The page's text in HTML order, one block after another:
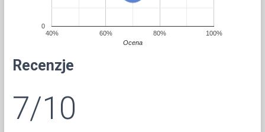
40% 60% 80% 100%
0
Ocena
Recenzje
7/10